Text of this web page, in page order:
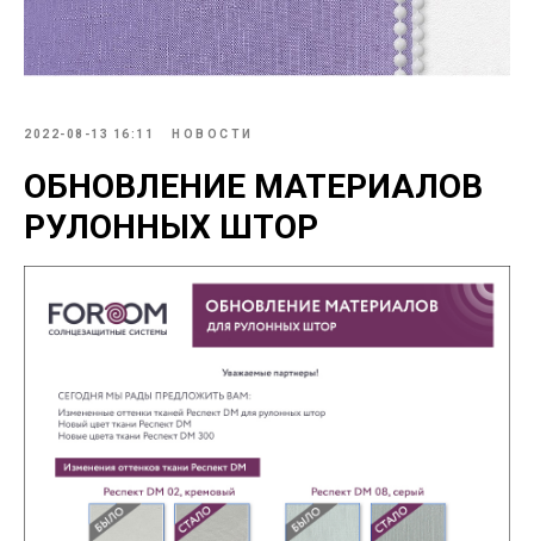
2022-08-13 16:11 НОВОСТИ
ОБНОВЛЕНИЕ МАТЕРИАЛОВ
РУЛОННЫХ ШТОР